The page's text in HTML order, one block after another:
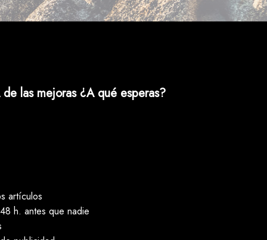
las mejoras ¿A qué esperas?
artículos
h. antes que nadie